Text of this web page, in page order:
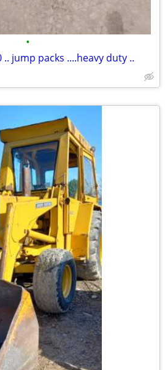
•
jump packs ....heavy duty ..